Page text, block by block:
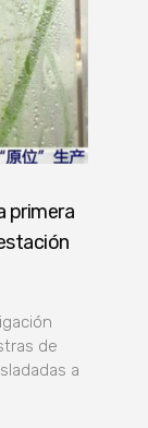
primera
de
a